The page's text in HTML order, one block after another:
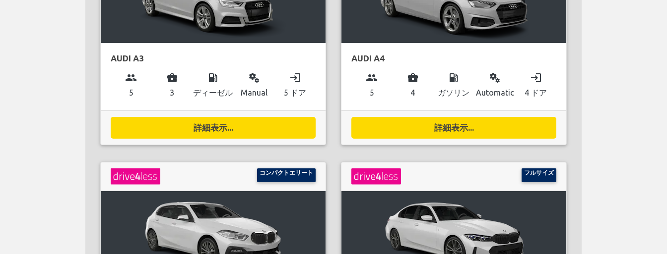
AUDI A3
group
5
business_center
3
local_gas_station
ディーゼル
miscellaneous_services
Manual
login
5 ドア
詳細表示...
AUDI A4
group
5
business_center
4
local_gas_station
ガソリン
miscellaneous_services
Automatic
login
4 ドア
詳細表示...
コンパクトエリート フルサイズ